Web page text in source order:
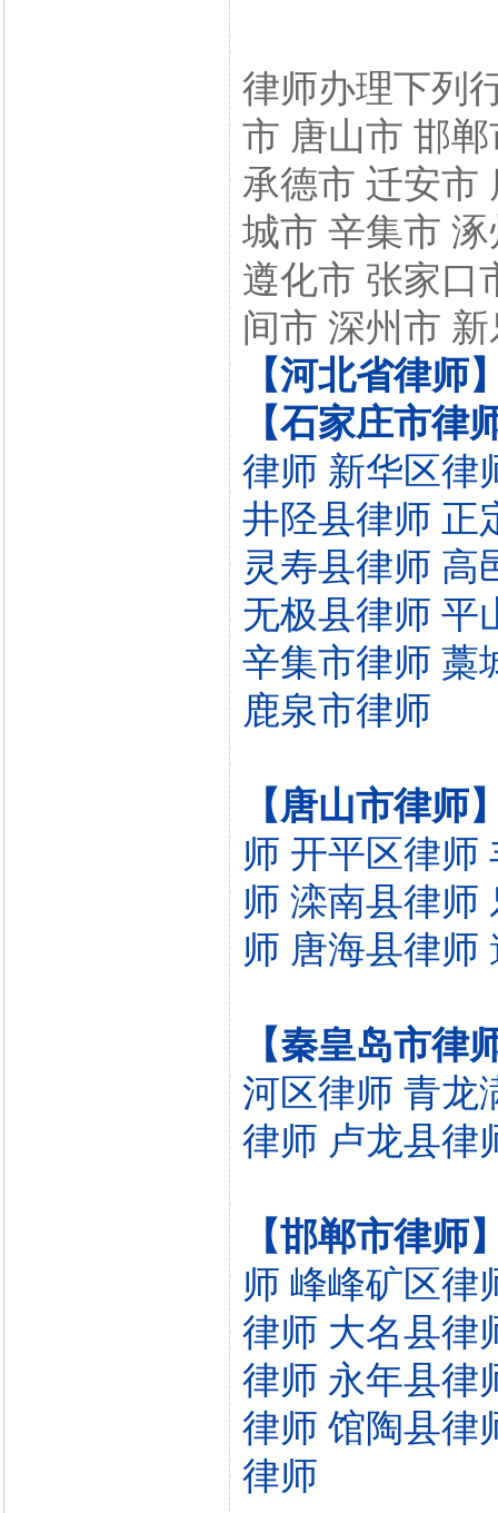
律师办理下列
市 唐山市 邯
承德市 迁安市
城市 辛集市
遵化市 张家口
间市 深州市
【河北省律师
【石家庄市律
律师 新华区律
井陉县律师 正
灵寿县律师 高
无极县律师 平
辛集市律师 藁
鹿泉市律师
【唐山市律师
师 开平区律师
师 滦南县律师
师 唐海县律师
【秦皇岛市律
河区律师 青龙
律师 卢龙县律
【邯郸市律师
师 峰峰矿区律
律师 大名县律
律师 永年县律
律师 馆陶县律
律师